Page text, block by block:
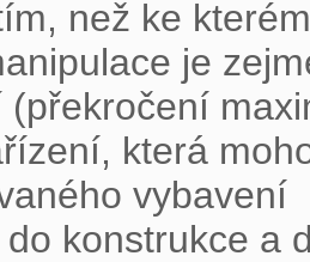
než ke
je
která
vybavení
konstrukce a